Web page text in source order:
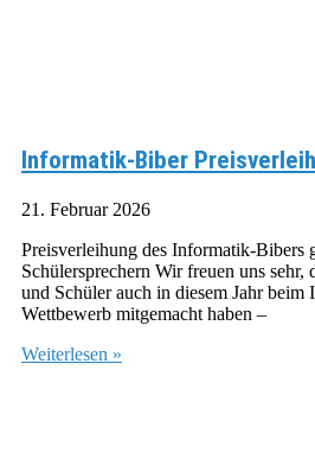
Informatik-Biber
21. Februar 2026
Preisverleihung des Informatik-Bibers
Schülersprechern Wir freuen uns sehr,
und Schüler auch in diesem Jahr
Wettbewerb mitgemacht haben –
Weiterlesen »